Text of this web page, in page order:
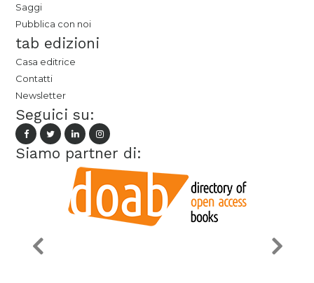
Saggi
Pubblica con noi
tab edizioni
Casa editrice
Contatti
Newsletter
Seguici su:
Siamo partner di: